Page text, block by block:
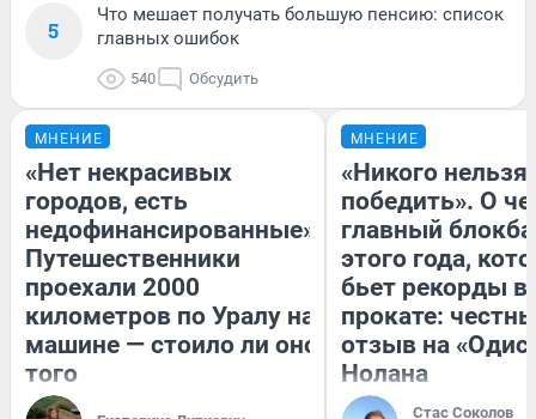
5
Что мешает получать большую пенсию: список
главных ошибок
540 Обсудить
МНЕНИЕ
«Нет некрасивых
городов, есть
недофинансированные».
Путешественники
проехали 2000
километров по Уралу на
машине — стоило ли оно
того
МНЕНИЕ
«Никого нельзя
победить». О
главный
этого года,
бьет рекорды в
прокате:
отзыв на
Нолана
Стас Соколов